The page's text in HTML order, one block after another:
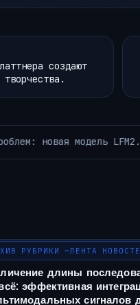
создают
интеллекта
РУБРИКИ ~ЛЕНТА
длины
эффективная
сигналов